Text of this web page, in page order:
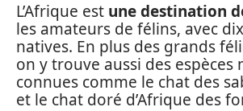
L’Afrique est une destination
les amateurs de félins, avec
natives. En plus des grands
on y trouve aussi des espèces
connues comme le chat des
et le chat doré d’Afrique des